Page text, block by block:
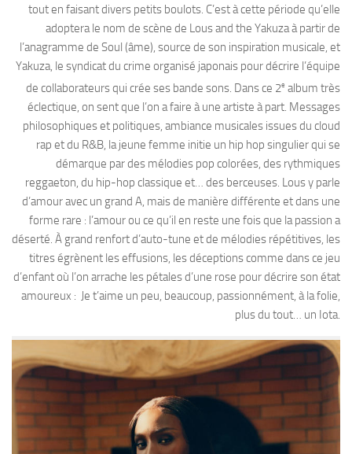
tout en faisant divers petits boulots. C’est à cette période qu’elle
adoptera le nom de scène de Lous and the Yakuza à partir de
l’anagramme de Soul (âme), source de son inspiration musicale, et
Yakuza, le syndicat du crime organisé japonais pour décrire l’équipe
de collaborateurs qui crée ses bande sons. Dans ce 2e album très
éclectique, on sent que l’on a faire à une artiste à part. Messages
philosophiques et politiques, ambiance musicales issues du cloud
rap et du R&B, la jeune femme initie un hip hop singulier qui se
démarque par des mélodies pop colorées, des rythmiques
reggaeton, du hip-hop classique et… des berceuses. Lous y parle
d’amour avec un grand A, mais de manière différente et dans une
forme rare : l’amour ou ce qu’il en reste une fois que la passion a
déserté. À grand renfort d’auto-tune et de mélodies répétitives, les
titres égrènent les effusions, les déceptions comme dans ce jeu
d’enfant où l’on arrache les pétales d’une rose pour décrire son état
amoureux : Je t’aime un peu, beaucoup, passionnément, à la folie,
plus du tout… un Iota.